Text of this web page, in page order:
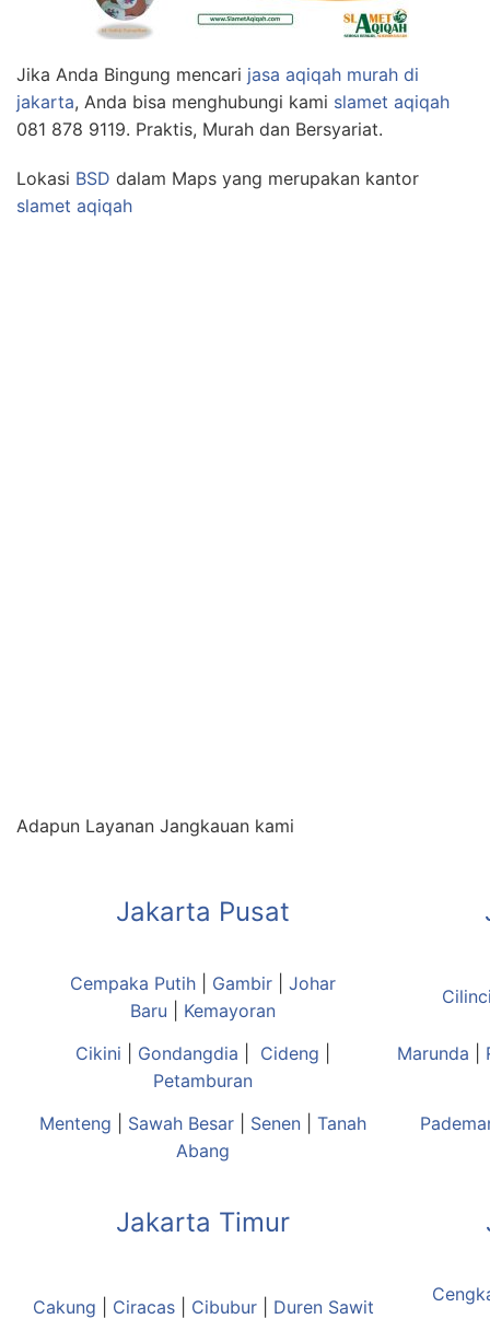
Jika Anda Bingung mencari jasa aqiqah murah di
jakarta, Anda bisa menghubungi kami slamet aqiqah
081 878 9119. Praktis, Murah dan Bersyariat.
Lokasi BSD dalam Maps yang merupakan kantor
slamet aqiqah
Adapun Layanan Jangkauan kami
Jakarta Pusat
Cempaka Putih Gambir
Johar
Baru
Kemayoran
Cikini Gondangdia Cideng
Petamburan
Marunda
Menteng Sawah Besar Senen
Tanah
Abang
Jakarta Timur
Cakung Ciracas| Cibubur| Duren Sawit